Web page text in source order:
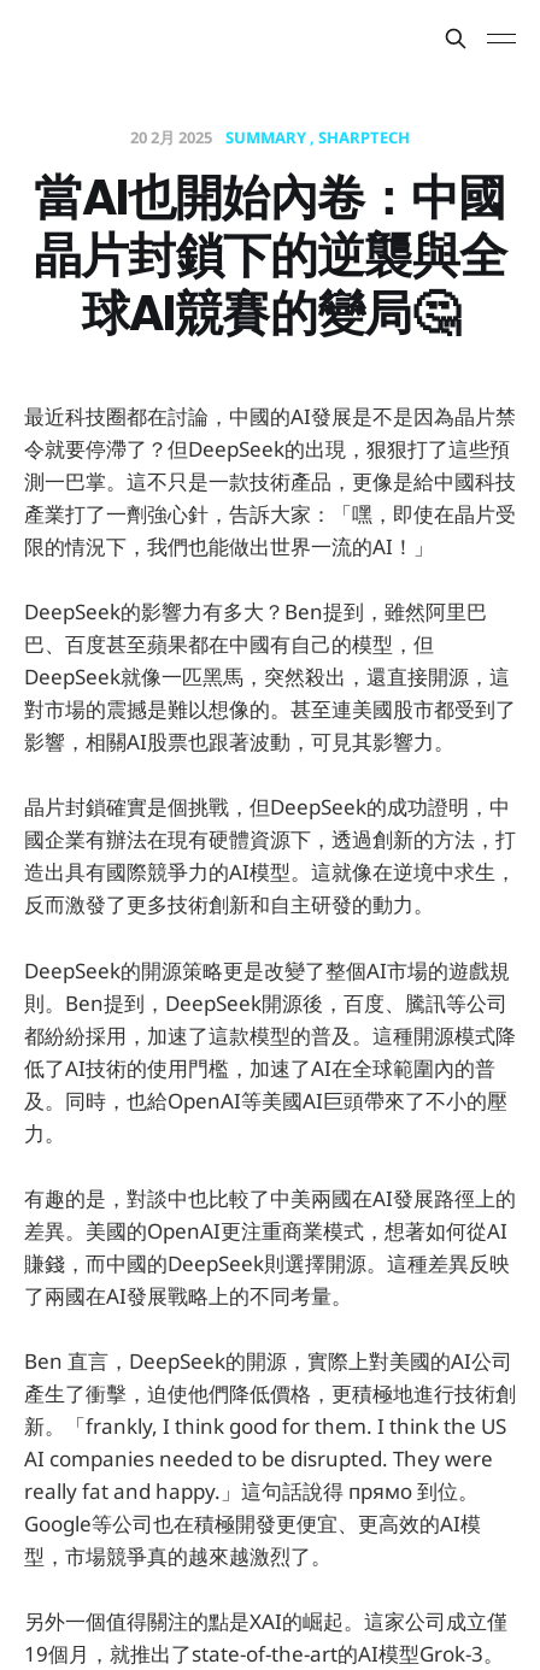
20 2月 2025 SUMMARY SHARPTECH
當AI也開始內卷：中國
晶片封鎖下的逆襲與全
球AI競賽的變局🤔
最近科技圈都在討論，中國的AI發展是不是因為晶片禁
令就要停滯了？但DeepSeek的出現，狠狠打了這些預
測一巴掌。這不只是一款技術產品，更像是給中國科技
產業打了一劑強心針，告訴大家：「嘿，即使在晶片受
限的情況下，我們也能做出世界一流的AI！」
DeepSeek的影響力有多大？Ben提到，雖然阿里巴
巴、百度甚至蘋果都在中國有自己的模型，但
DeepSeek就像一匹黑馬，突然殺出，還直接開源，這
對市場的震撼是難以想像的。甚至連美國股市都受到了
影響，相關AI股票也跟著波動，可見其影響力。
晶片封鎖確實是個挑戰，但DeepSeek的成功證明，中
國企業有辦法在現有硬體資源下，透過創新的方法，打
造出具有國際競爭力的AI模型。這就像在逆境中求生，
反而激發了更多技術創新和自主研發的動力。
DeepSeek的開源策略更是改變了整個AI市場的遊戲規
則。Ben提到，DeepSeek開源後，百度、騰訊等公司
都紛紛採用，加速了這款模型的普及。這種開源模式降
低了AI技術的使用門檻，加速了AI在全球範圍內的普
及。同時，也給OpenAI等美國AI巨頭帶來了不小的壓
力。
有趣的是，對談中也比較了中美兩國在AI發展路徑上的
差異。美國的OpenAI更注重商業模式，想著如何從AI
賺錢，而中國的DeepSeek則選擇開源。這種差異反映
了兩國在AI發展戰略上的不同考量。
Ben 直言，DeepSeek的開源，實際上對美國的AI公司
產生了衝擊，迫使他們降低價格，更積極地進行技術創
新。「frankly, I think good for them. I think the US
AI companies needed to be disrupted. They were
really fat and happy.」這句話說得 прямо 到位。
Google等公司也在積極開發更便宜、更高效的AI模
型，市場競爭真的越來越激烈了。
另外一個值得關注的點是XAI的崛起。這家公司成立僅
19個月，就推出了state-of-the-art的AI模型Grok-3。